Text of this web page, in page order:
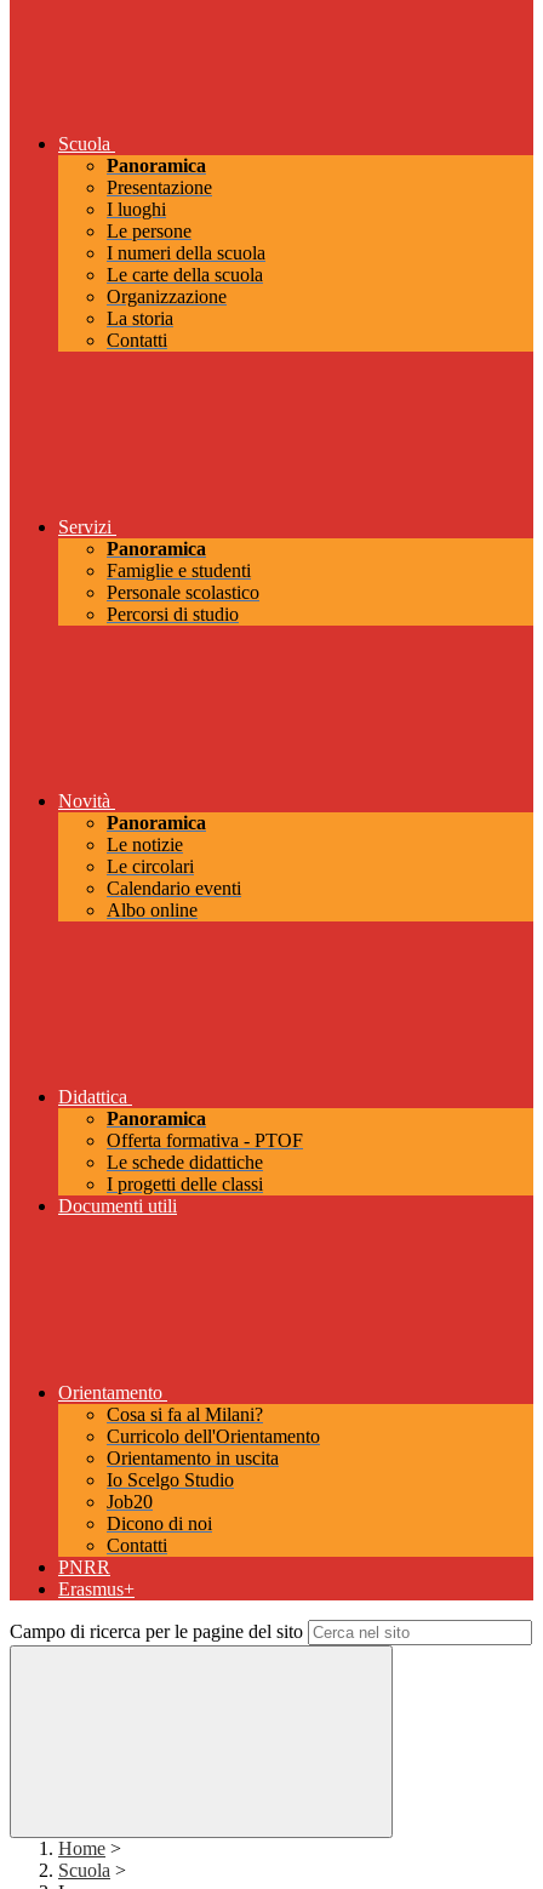
Scuola
Panoramica
Presentazione
I luoghi
Le persone
I numeri della scuola
Le carte della scuola
Organizzazione
La storia
Contatti
Servizi
Panoramica
Famiglie e studenti
Personale scolastico
Percorsi di studio
Novità
Panoramica
Le notizie
Le circolari
Calendario eventi
Albo online
Didattica
Panoramica
Offerta formativa - PTOF
Le schede didattiche
I progetti delle classi
Documenti utili
Orientamento
Cosa si fa al Milani?
Curricolo dell'Orientamento
Orientamento in uscita
Io Scelgo Studio
Job20
Dicono di noi
Contatti
PNRR
Erasmus+
Campo di ricerca per le pagine del sito
Home >
Scuola >